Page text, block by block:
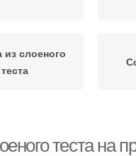
из слоеного
теста
теста на